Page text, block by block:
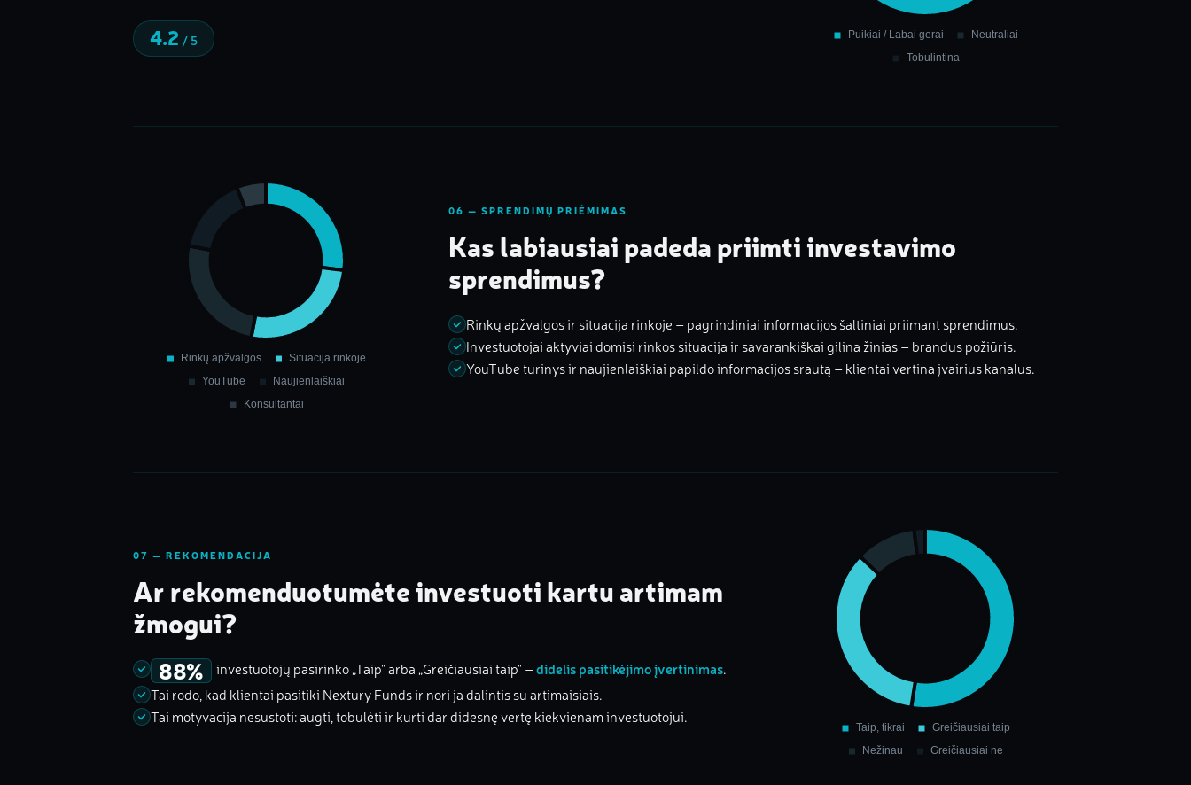
4.2 / 5
06 — SPRENDIMŲ PRIĖMIMAS
Kas labiausiai padeda priimti investavimo
sprendimus?
Rinkų apžvalgos ir situacija rinkoje – pagrindiniai informacijos šaltiniai priimant sprendimus.
Investuotojai aktyviai domisi rinkos situacija ir savarankiškai gilina žinias – brandus požiūris.
YouTube turinys ir naujienlaiškiai papildo informacijos srautą – klientai vertina įvairius kanalus.
07 — REKOMENDACIJA
Ar rekomenduotumėte investuoti kartu artimam
žmogui?
88% investuotojų pasirinko „Taip" arba „Greičiausiai taip" –didelis pasitikėjimo įvertinimas.
Tai rodo, kad klientai pasitiki Nextury Funds ir nori ja dalintis su artimaisiais.
Tai motyvacija nesustoti: augti, tobulėti ir kurti dar didesnę vertę kiekvienam investuotojui.